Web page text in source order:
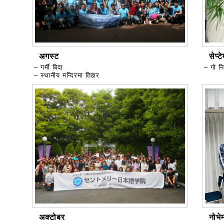
अगस्ट
– गर्मी बिदा
– स्थानीय मन्दिरमा तिहार
– गो
अक्टोबर